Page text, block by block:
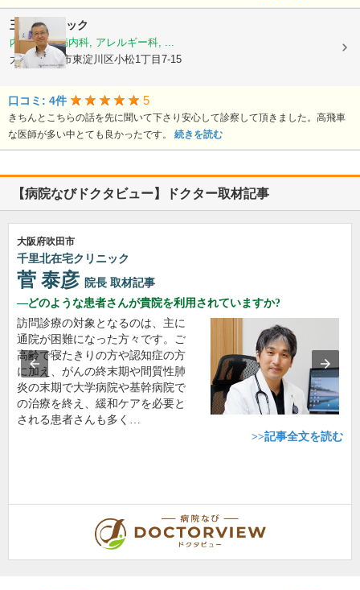
玉谷クリニック
内科, 糖尿病内科, アレルギー科, ...
大阪府大阪市東淀川区小松1丁目7-15
口コミ: 4件 5
きちんとこちらの話を先に聞いて下さり安心して診察して頂きました。高飛車
な医師が多い中とても良かったです。 続きを読む
【病院なびドクタビュー】ドクター取材記事
大阪府吹田市
千里北在宅クリニック
菅 泰彦 院長 取材記事
どのような患者さんが貴院を利用されていますか?
訪問診療の対象となるのは、主に
通院が困難になった方々です。ご
高齢で寝たきりの方や認知症の方
に加え、がんの終末期や間質性肺
炎の末期で大学病院や基幹病院で
の治療を終え、緩和ケアを必要と
される患者さんも多く…
>>記事全文を読む